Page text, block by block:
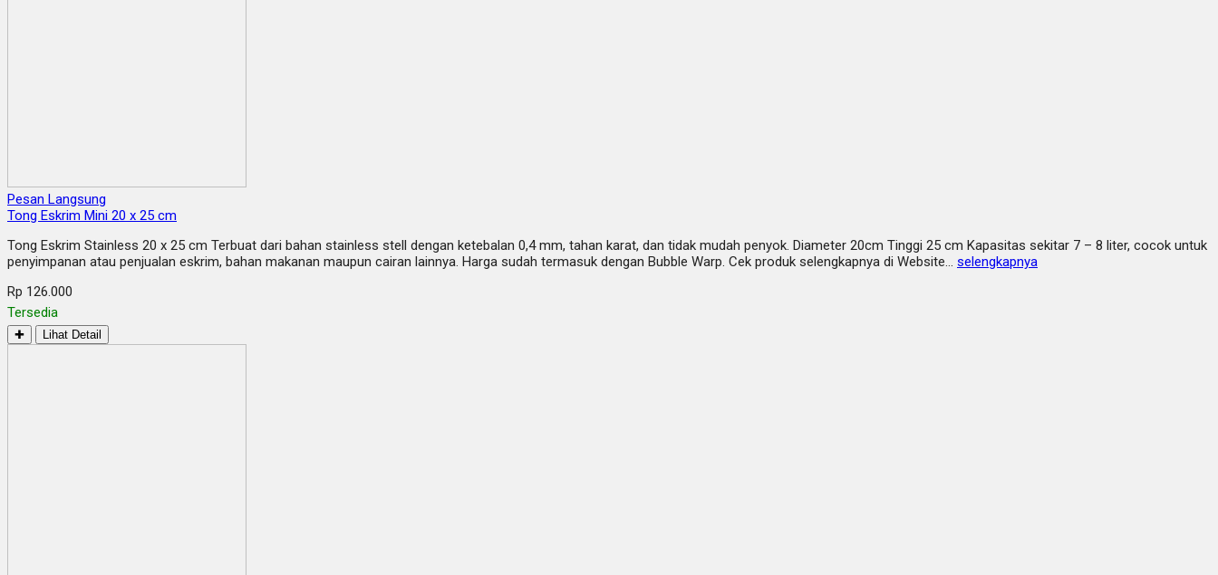
Pesan Langsung
Tong Eskrim Mini 20 x 25 cm
Tong Eskrim Stainless 20 x 25 cm Terbuat dari bahan stainless stell dengan ketebalan 0,4 mm, tahan karat, dan tidak mudah penyok. Diameter 20cm Tinggi 25 cm Kapasitas sekitar 7 – 8 liter, cocok untuk
penyimpanan atau penjualan eskrim, bahan makanan maupun cairan lainnya. Harga sudah termasuk dengan Bubble Warp. Cek produk selengkapnya di Website… selengkapnya
Rp 126.000
Tersedia
✚ Lihat Detail